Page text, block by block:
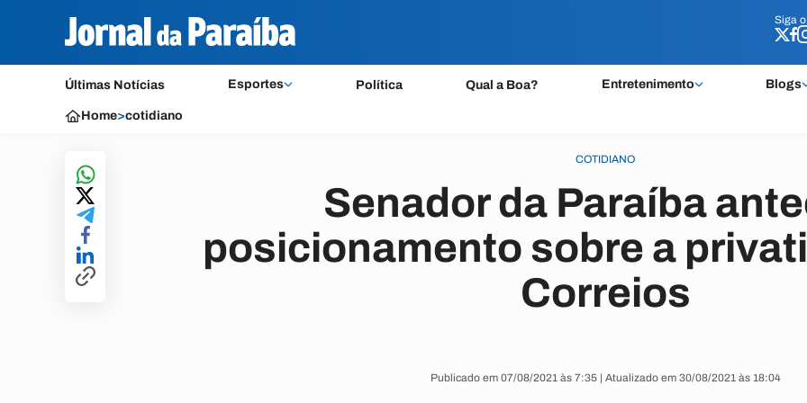
Siga o
Últimas Notícias Esportes Política Qual a Boa? Entretenimento Blogs
Siga o
Home>cotidiano
COTIDIANO
Senador da Paraíba
posicionamento sobre a
Correios
Publicado em 07/08/2021 às 7:35 | Atualizado em 30/08/2021 às 18:04